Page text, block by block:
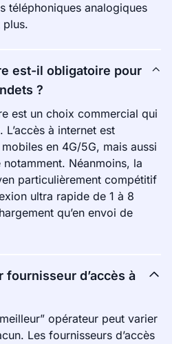
téléphoniques analogiques
plus.
est-il obligatoire pour
?
est un choix commercial qui
à internet est
en 4G/5G, mais aussi
Néanmoins, la
particulièrement compétitif
ultra rapide de 1 à 8
qu’en envoi de
d’accès à
opérateur peut varier
Les fournisseurs d’accès